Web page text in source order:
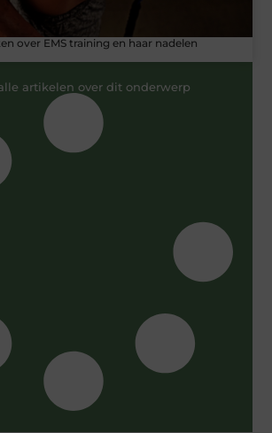
over EMS training en haar nadelen
artikelen over dit onderwerp